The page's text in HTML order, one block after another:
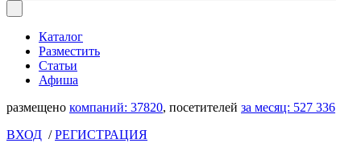
Каталог
Разместить
Статьи
Афиша
размещено компаний: 37820, посетителей за месяц: 527 336
ВХОД /РЕГИСТРАЦИЯ